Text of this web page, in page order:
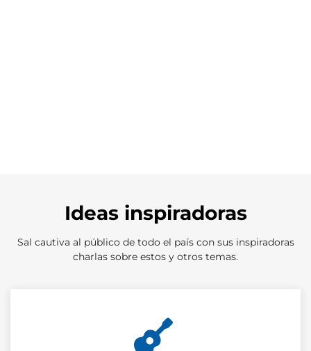
Ideas inspiradoras
Sal cautiva al público de todo el país con sus inspiradoras
charlas sobre estos y otros temas.